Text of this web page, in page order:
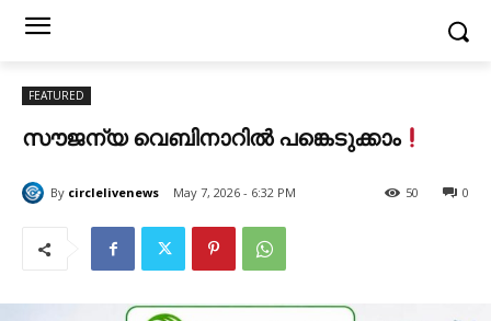
FEATURED
സൗജന്യ വെബിനാറിൽ പങ്കെടുക്കാം
By circlelivenews May 7, 2026 - 6:32 PM 0
50